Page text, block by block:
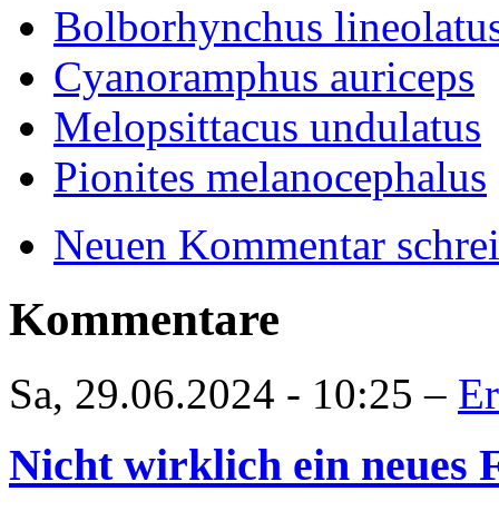
Bolborhynchus
Cyanoramphus auriceps
Melopsittacus undulatus
Pionites melanocephalus
Neuen Kommentar
Kommentare
Sa, 29.06.2024 - 10:25 –
Nicht wirklich ein neues